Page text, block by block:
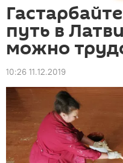
путь в
можно
10:26 11.12.2019